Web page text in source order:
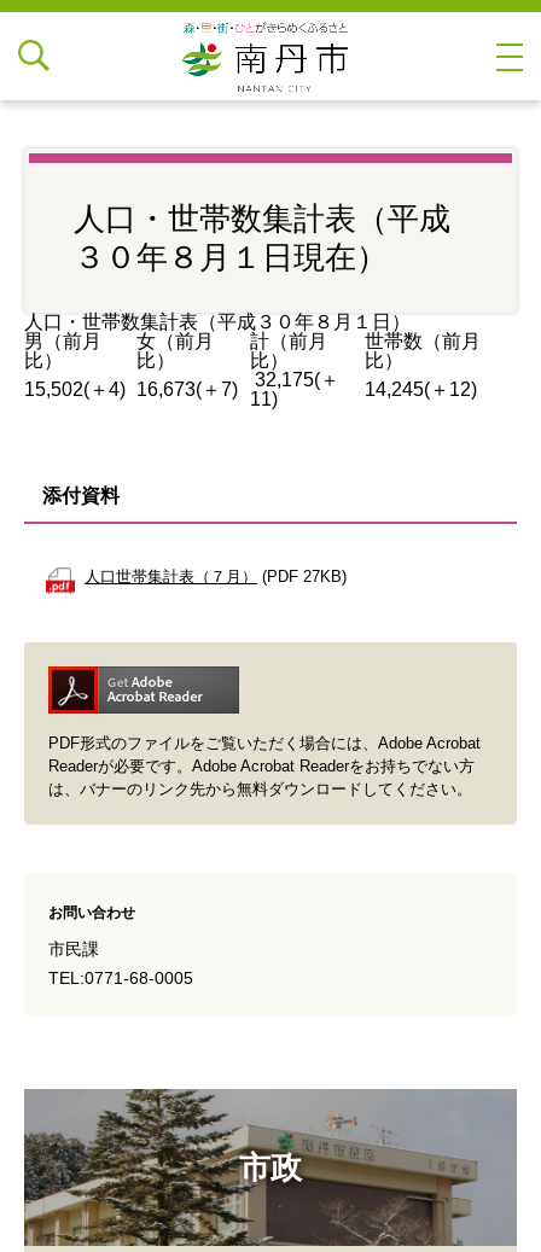
市政
人口・世帯数集計表（平成
３０年８月１日現在）
人口・世帯数集計表（平成３０年８月１日）
男（前月
比）
女（前月
比）
計（前月
比）
世帯数（前月
比）
15,502(＋4) 16,673(＋7)
32,175(＋
11)
14,245(＋12)
添付資料
人口世帯集計表（７月） (PDF 27KB)
PDF形式のファイルをご覧いただく場合には、Adobe Acrobat
Readerが必要です。Adobe Acrobat Readerをお持ちでない方
は、バナーのリンク先から無料ダウンロードしてください。
お問い合わせ
市民課
TEL:0771-68-0005